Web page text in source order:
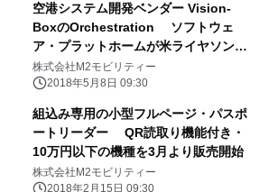
空港システム開発ベンダー Vision-
BoxのOrchestration ソフトウェ
ア・プラットホームが米ライヤソン大
学の Privacy by Design認証を業界で
初めて取得
株式会社M2モビリティー
2018年5月8日 09:30
組込み専用の小型フルページ・パスポ
ートリーダー QR読取り機能付き・
10万円以下の機種を3月より販売開始
株式会社M2モビリティー
2018年2月15日 09:30